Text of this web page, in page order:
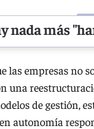
nada más
las empresas no
una
de gestión,
autonomía